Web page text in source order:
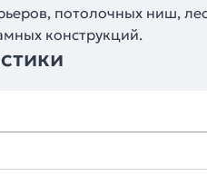
потолочных ниш,
конструкций.